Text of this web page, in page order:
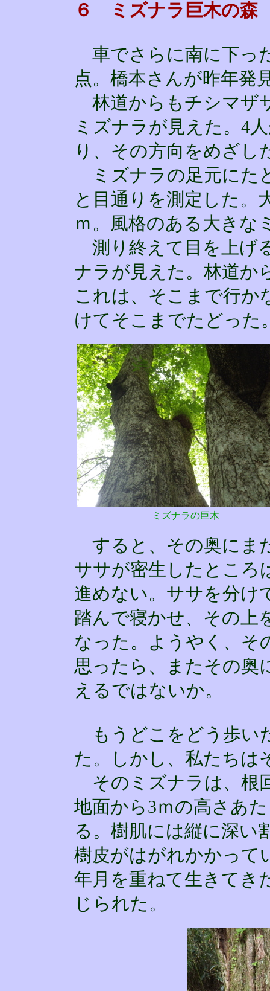
６ ミズナラ巨木の森
車でさらに南に下っ
点。橋本さんが昨年発
林道からもチシマザ
ミズナラが見えた。4
り、その方向をめざし
ミズナラの足元にた
と目通りを測定した。
ｍ。風格のある大きな
測り終えて目を上げ
ナラが見えた。林道か
これは、そこまで行か
けてそこまでたどった
ミズナラの巨木
すると、その奥にま
ササが密生したところ
進めない。ササを分け
踏んで寝かせ、その上
なった。ようやく、そ
思ったら、またその奥
えるではないか。
もうどこをどう歩い
た。しかし、私たちは
そのミズナラは、根
地面から3ｍの高さあ
る。樹肌には縦に深い
樹皮がはがれかかって
年月を重ねて生きてき
じられた。